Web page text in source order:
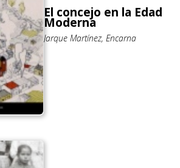
El concejo en la Edad
Moderna
Jarque Martínez, Encarna